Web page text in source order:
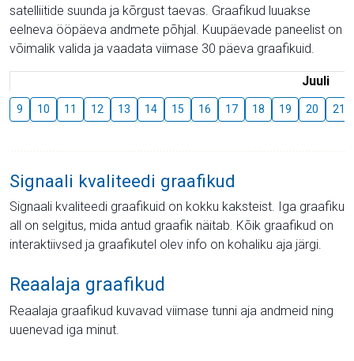
satelliitide suunda ja kõrgust taevas. Graafikud luuakse
eelneva ööpäeva andmete põhjal. Kuupäevade paneelist on
võimalik valida ja vaadata viimase 30 päeva graafikuid.
Juuli
9 10 11 12 13 14 15 16 17 18 19 20 21
Signaali kvaliteedi graafikud
Signaali kvaliteedi graafikuid on kokku kaksteist. Iga graafiku
all on selgitus, mida antud graafik näitab. Kõik graafikud on
interaktiivsed ja graafikutel olev info on kohaliku aja järgi.
Reaalaja graafikud
Reaalaja graafikud kuvavad viimase tunni aja andmeid ning
uuenevad iga minut.